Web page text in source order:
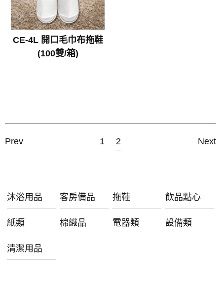
CE-4L 開口毛巾布拖鞋
(100雙/箱)
Prev 1 2 Next
沐浴用品 客房備品 拖鞋 飲品點心
紙類 棉織品 電器類 設備類
清潔用品